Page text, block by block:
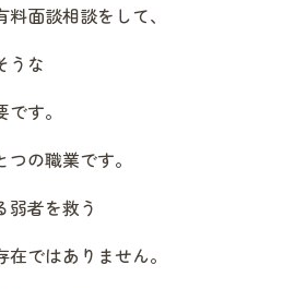
面談相談をして、
うな
す。
の職業です。
弱者を救う
ではありません。